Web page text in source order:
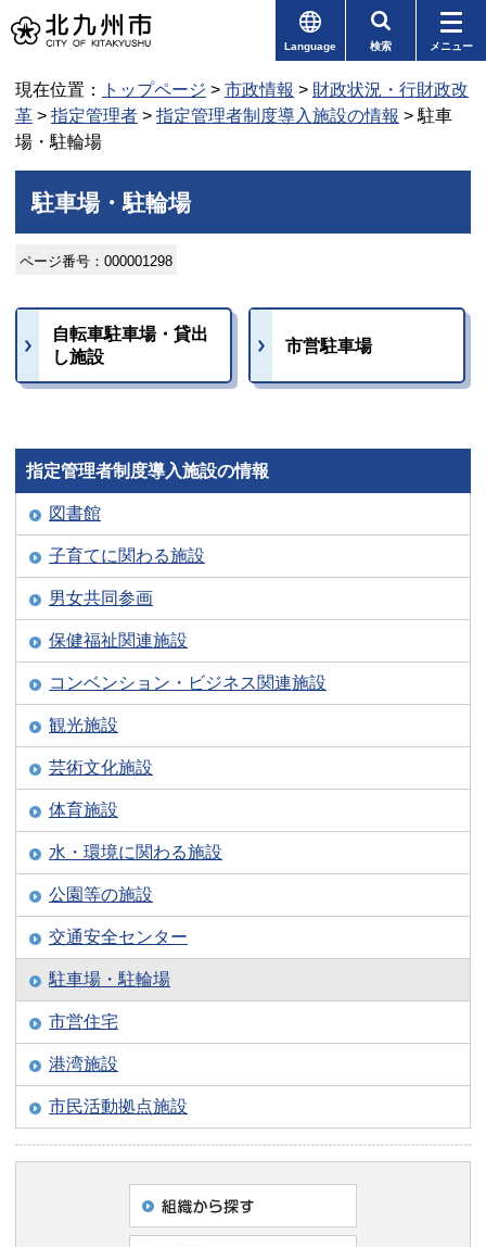
Language 検索 メニュー
現在位置： トップページ > 市政情報 > 財政状況・行財政改
革 > 指定管理者 > 指定管理者制度導入施設の情報 > 駐車
場・駐輪場
駐車場・駐輪場
ページ番号：000001298
自転車駐車場・貸出
し施設
市営駐車場
指定管理者制度導入施設の情報
図書館
子育てに関わる施設
男女共同参画
保健福祉関連施設
コンベンション・ビジネス関連施設
観光施設
芸術文化施設
体育施設
水・環境に関わる施設
公園等の施設
交通安全センター
駐車場・駐輪場
市営住宅
港湾施設
市民活動拠点施設